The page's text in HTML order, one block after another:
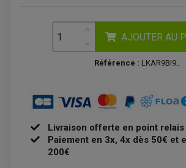
BAGAGERIE SOUPLE
ACCESSOIRE GPS, SMARTPHONE
SUPPORT TOP CASE
SUPPORT VALISE LATERAL
TOP CASE ET VALISES
REPOSE PIED QUAD
BAGAGERIE / TREUIL /
COFFRE / TOP CASE QUAD
ÉCHAPPEMENT QUAD
ENTRETIEN QUAD / SSV
BATTERIE
ÉQUIPEMENT ÉLECTRIQUE
DÉMARREUR
CONDENSATEUR
COUPE-CONTACT
TRANSMISSION
AJOUTER AU
Référence : LKAR9BI9_
Livraison offerte en point relais
Paiement en 3x, 4x dès 50€ et
200€